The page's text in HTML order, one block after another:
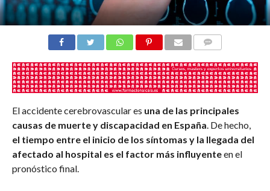
El accidente cerebrovascular es una de las principales
causas de muerte y discapacidad en España . De hecho,
el tiempo entre el inicio de los síntomas y la llegada del
afectado al hospital es el factor más influyenteen el
pronóstico final.